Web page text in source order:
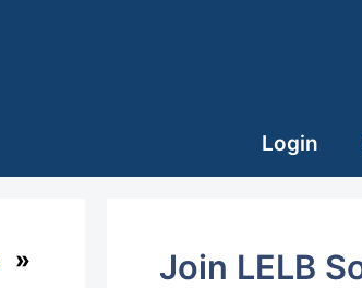
Login
»
Join LELB